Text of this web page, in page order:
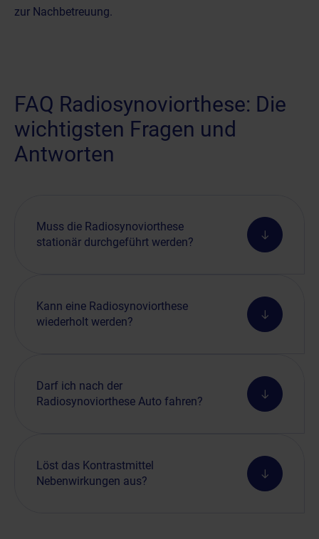
zur Nachbetreuung.
FAQ Radiosynoviorthese: Die
wichtigsten Fragen und
Antworten
Muss die Radiosynoviorthese
stationär durchgeführt werden?
Kann eine Radiosynoviorthese
wiederholt werden?
Darf ich nach der
Radiosynoviorthese Auto fahren?
Löst das Kontrastmittel
Nebenwirkungen aus?